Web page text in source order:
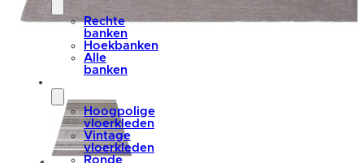
Rechte
banken
Hoekbanken
Alle
banken
Hoogpolige
vloerkleden
Vintage
vloerkleden
Ronde